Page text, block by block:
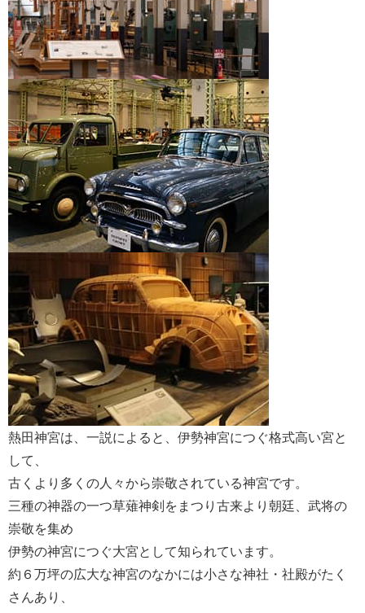
熱田神宮は、一説によると、伊勢神宮につぐ格式高い宮と
して、
古くより多くの人々から崇敬されている神宮です。
三種の神器の一つ草薙神剣をまつり古来より朝廷、武将の
崇敬を集め
伊勢の神宮につぐ大宮として知られています。
約６万坪の広大な神宮のなかには小さな神社・社殿がたく
さんあり、